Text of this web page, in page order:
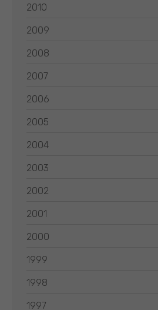
2010
2009
2008
2007
2006
2005
2004
2003
2002
2001
2000
1999
1998
1997